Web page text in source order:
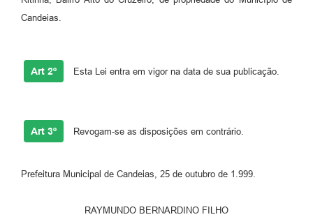
REMUME
Contratos
Legislação
Candeias.
Art 2º Esta Lei entra em vigor na data de sua publicação.
Art 3º Revogam-se as disposições em contrário.
Prefeitura Municipal de Candeias, 25 de outubro de 1.999.
RAYMUNDO BERNARDINO FILHO